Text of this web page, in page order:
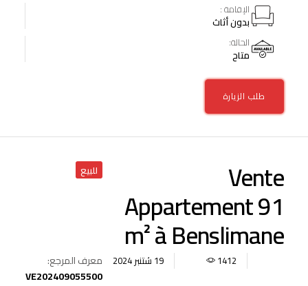
الإقامة :
بدون أثاث
الحالة:
متاح
طلب الزيارة
Vente
Appartement 91
m² à Benslimane
للبيع
19 شتنبر 2024 1412
معرف المرجع:
VE202409055500